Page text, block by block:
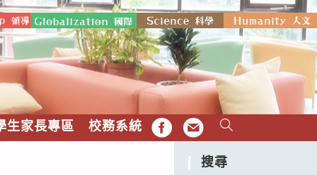
生家長專區 校務系統 FB EMAIL
搜尋